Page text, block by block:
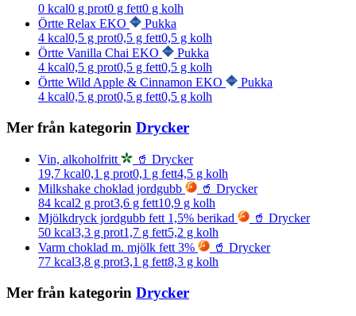
0 kcal0 g prot0 g fett0 g kolh
Örtte Relax EKO
Pukka
4 kcal0,5 g prot0,5 g fett0,5 g kolh
Örtte Vanilla Chai EKO
Pukka
4 kcal0,5 g prot0,5 g fett0,5 g kolh
Örtte Wild Apple & Cinnamon EKO
Pukka
4 kcal0,5 g prot0,5 g fett0,5 g kolh
Mer från kategorin Drycker
Vin, alkoholfritt
🥤 Drycker
19,7 kcal0,1 g prot0,1 g fett4,5 g kolh
Milkshake choklad jordgubb
🥤 Drycker
84 kcal2 g prot3,6 g fett10,9 g kolh
Mjölkdryck jordgubb fett 1,5% berikad
🥤 Drycker
50 kcal3,3 g prot1,7 g fett5,2 g kolh
Varm choklad m. mjölk fett 3%
🥤 Drycker
77 kcal3,8 g prot3,1 g fett8,3 g kolh
Mer från kategorin Drycker